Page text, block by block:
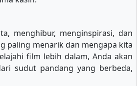
menghibur, menginspirasi, dan
paling menarik dan mengapa kita
film lebih dalam, Anda akan
sudut pandang yang berbeda,